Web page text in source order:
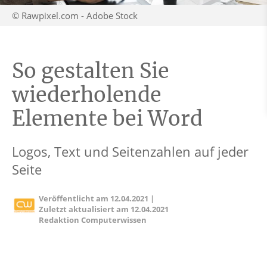
© Rawpixel.com - Adobe Stock
So gestalten Sie
wiederholende
Elemente bei Word
Logos, Text und Seitenzahlen auf jeder
Seite
Veröffentlicht am 12.04.2021 |
Zuletzt aktualisiert am 12.04.2021
Redaktion Computerwissen